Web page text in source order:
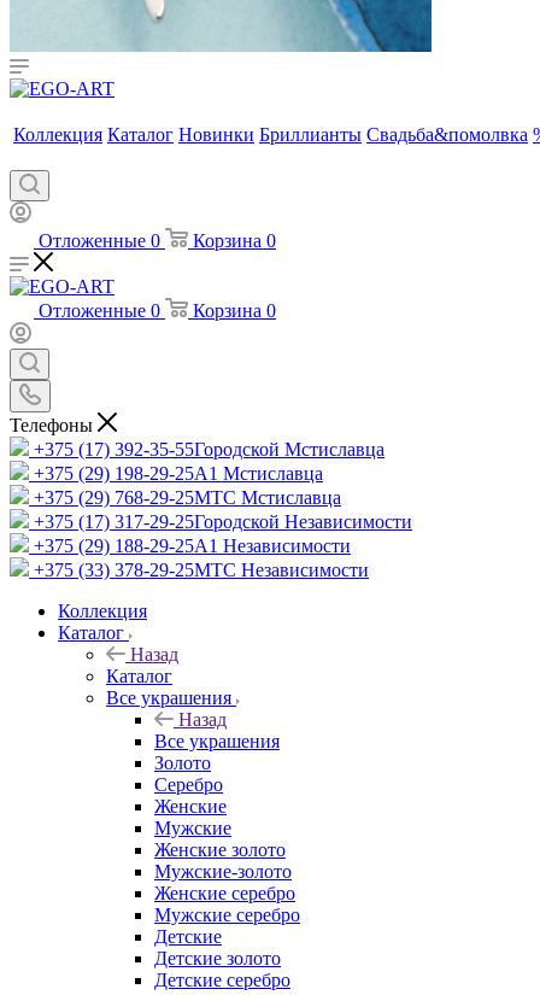
Коллекция Каталог Новинки Бриллианты Свадьба&помолвка
Отложенные 0 Корзина 0
Отложенные 0 Корзина 0
Телефоны
+375 (17) 392-35-55Городской Мстиславца
+375 (29) 198-29-25A1 Мстиславца
+375 (29) 768-29-25МТС Мстиславца
+375 (17) 317-29-25Городской Независимости
+375 (29) 188-29-25A1 Независимости
+375 (33) 378-29-25МТС Независимости
Коллекция
Каталог
Назад
Каталог
Все украшения
Назад
Все украшения
Золото
Серебро
Женские
Мужские
Женские золото
Мужские-золото
Женские серебро
Мужские серебро
Детские
Детские золото
Детские серебро